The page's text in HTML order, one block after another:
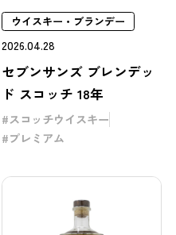
ウイスキー・ブランデー
2026.04.28
セブンサンズ ブレンデッ
ド スコッチ 18年
スコッチウイスキー
プレミアム